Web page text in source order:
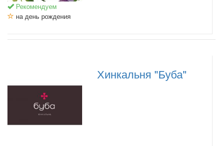
Рекомендуем
на день рождения
Хинкальня "Буба"